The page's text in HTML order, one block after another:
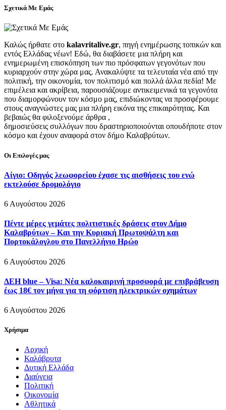
Σχετικά Με Εμάς
Καλώς ήρθατε στο kalavritalive.gr, πηγή ενημέρωσης τοπικών και
εντός Ελλάδας νέων! Εδώ, θα διαβάσετε μια πλήρη και
ενημερωμένη επισκόπηση των πιο πρόσφατων γεγονότων που
κυριαρχούν στην χώρα μας. Ανακαλύψτε τα τελευταία νέα από την
πολιτική, την οικονομία, τον πολιτισμό και πολλά άλλα πεδία! Με
επιμέλεια και ακρίβεια, παρουσιάζουμε αντικειμενικά τα γεγονότα
που διαμορφώνουν τον κόσμο μας, επιδιώκοντας να προσφέρουμε
στους αναγνώστες μας μια πλήρη εικόνα της επικαιρότητας. Και
βεβαιώς θα φιλοξενούμε άρθρα ,
δημοσιεύσεις συλλόγων που δραστηριοποιούνται οπουδήποτε στον
κόσμο και έχουν αναφορά στον δήμο Καλαβρύτων.
Οι Επιλογές μας
Αίγιο: Οδηγός λεωφορείου έχασε τις αισθήσεις του ενώ
εκτελούσε δρομολόγιο
6 Αυγούστου 2026
Πέντε μέρες γεμάτες πολιτιστικές δράσεις στον Δήμο
Καλαβρύτων – Και την Κυριακή Πρωτοψάλτη και
Πορτοκάλογλου στο Πανελλήνιο Ηρώο
6 Αυγούστου 2026
ΔΕΗ blue – Visa: Νέα καλοκαιρινή προσφορά με επιβράβευση
έως 18€ τον μήνα για τη φόρτιση ηλεκτρικών οχημάτων
6 Αυγούστου 2026
Χρήσιμα
Αρχική
Καλάβρυτα
Δυτική Ελλάδα
Διαύγεια
Πολιτική
Οικονομία
Αθλητικά